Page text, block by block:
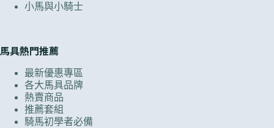
小馬與小騎士
馬具熱門推薦
最新優惠專區
各大馬具品牌
熱賣商品
推薦套組
騎馬初學者必備